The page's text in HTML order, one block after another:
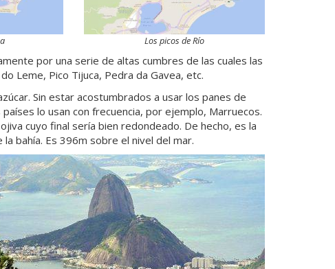
Los picos de Río
por una serie de altas cumbres de las cuales las
Leme, Pico Tijuca, Pedra da Gavea, etc.
Sin estar acostumbrados a usar los panes de
lo usan con frecuencia, por ejemplo, Marruecos.
cuyo final sería bien redondeado. De hecho, es la
bahía. Es 396m sobre el nivel del mar.